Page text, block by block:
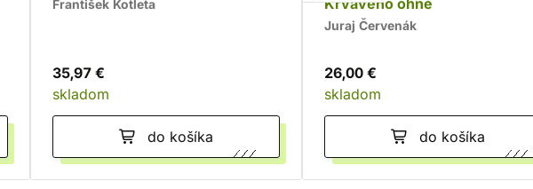
František Kotleta
35,97 €
skladom
do košíka
Krvavého ohně
Juraj Červenák
26,00 €
skladom
do košíka